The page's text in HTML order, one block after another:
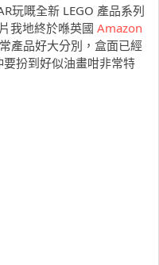
玩嘅全新 LEGO 產品系列
我地終於喺英國 Amazon
產品好大分別，盒面已經
扮到好似油畫咁非常特